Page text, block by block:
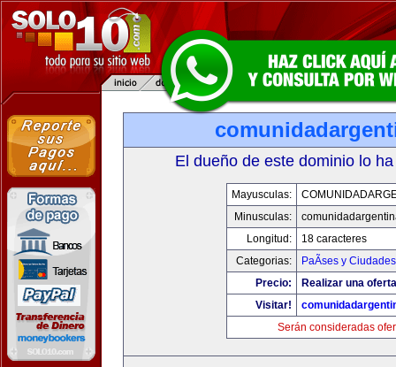
El dueño de este dominio lo
Mayusculas:
Minusculas:
Longitud:
18 caracteres
Categorias:
PaÃ­ses y Ciudades
Precio:
Realizar una
Visitar!
Serán consideradas